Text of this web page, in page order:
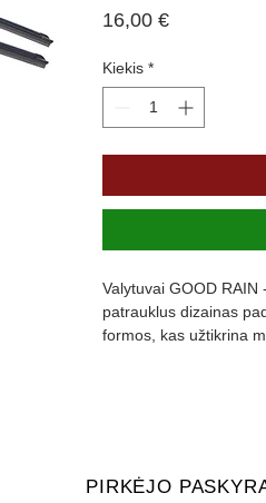
16,00 €Price
Kiekis *
Valytuvai GOOD
patrauklus dizainas
formos, kas užtikrina
PIRKĖJO